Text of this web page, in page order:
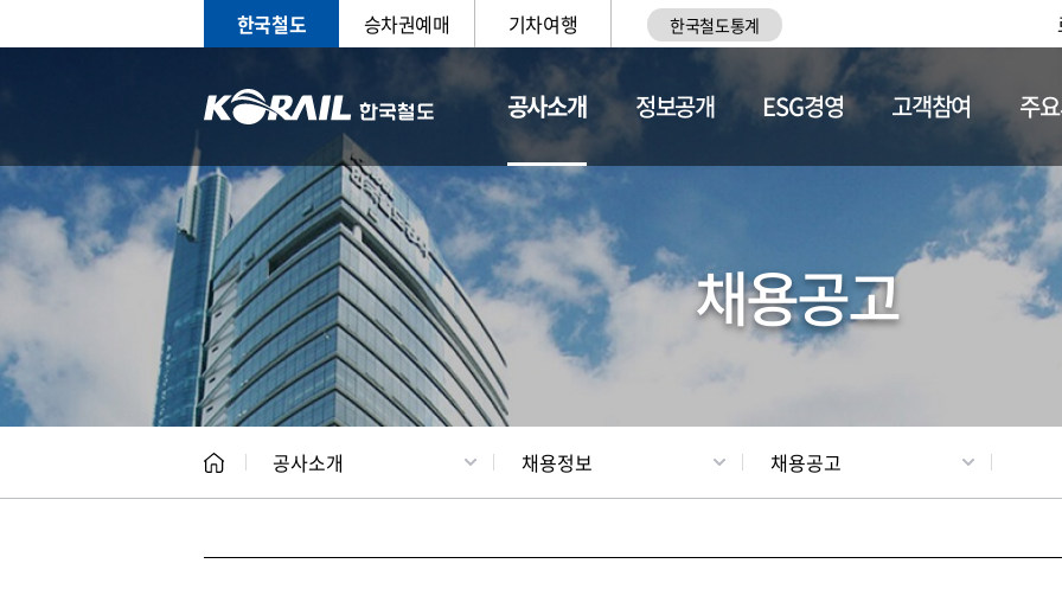
한국철도 승차권예매 기차여행 한국철도통계
공사소개
CEO 일반현황 채용정보
정보공개 ESG경영 고객참여 주
채용공고
공사소개 채용정보 채용공고